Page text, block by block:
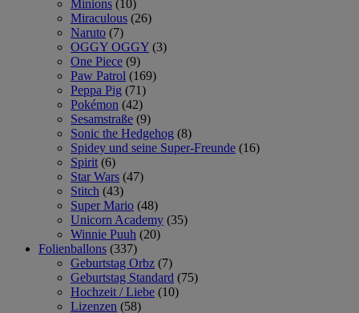
Minions (10)
Miraculous (26)
Naruto (7)
OGGY OGGY (3)
One Piece (9)
Paw Patrol (169)
Peppa Pig (71)
Pokémon (42)
Sesamstraße (9)
Sonic the Hedgehog (8)
Spidey und seine Super-Freunde (16)
Spirit (6)
Star Wars (47)
Stitch (43)
Super Mario (48)
Unicorn Academy (35)
Winnie Puuh (20)
Folienballons (337)
Geburtstag Orbz (7)
Geburtstag Standard (75)
Hochzeit / Liebe (10)
Lizenzen (58)